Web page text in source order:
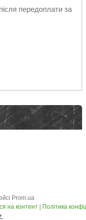
передоплати за
Prom.ua
на контент
Політика